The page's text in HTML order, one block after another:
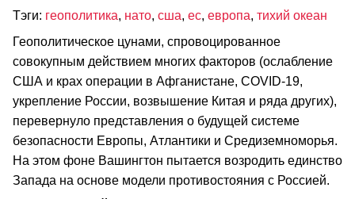
Тэги: геополитика, нато, сша, ес, европа, тихий океан
Геополитическое цунами, спровоцированное
совокупным действием многих факторов (ослабление
США и крах операции в Афганистане, CОVID-19,
укрепление России, возвышение Китая и ряда других),
перевернуло представления о будущей системе
безопасности Европы, Атлантики и Средиземноморья.
На этом фоне Вашингтон пытается возродить единство
Запада на основе модели противостояния с Россией.